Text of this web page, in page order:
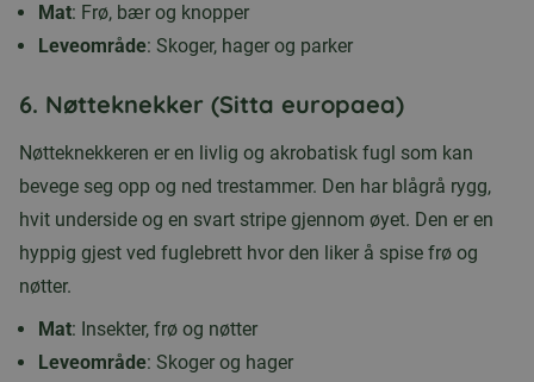
Mat: Frø, bær og knopper
Leveområde: Skoger, hager og parker
6. Nøtteknekker (Sitta europaea)
Nøtteknekkeren er en livlig og akrobatisk fugl som kan
bevege seg opp og ned trestammer. Den har blågrå rygg,
hvit underside og en svart stripe gjennom øyet. Den er en
hyppig gjest ved fuglebrett hvor den liker å spise frø og
nøtter.
Mat: Insekter, frø og nøtter
Leveområde: Skoger og hager